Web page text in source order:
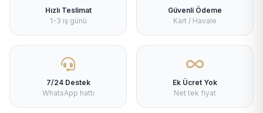
Hızlı Teslimat
1-3 iş günü
Güvenli Ödeme
Kart / Havale
7/24 Destek
WhatsApp hattı
Ek Ücret Yok
Net tek fiyat